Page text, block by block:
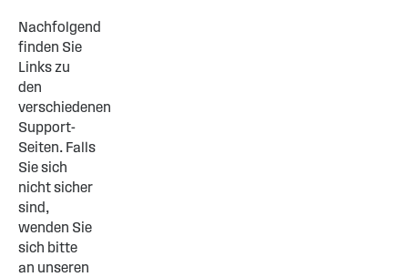
Nachfolgend
finden Sie
Links zu
den
verschiedenen
Support-
Seiten. Falls
Sie sich
nicht sicher
sind,
wenden Sie
sich bitte
an unseren